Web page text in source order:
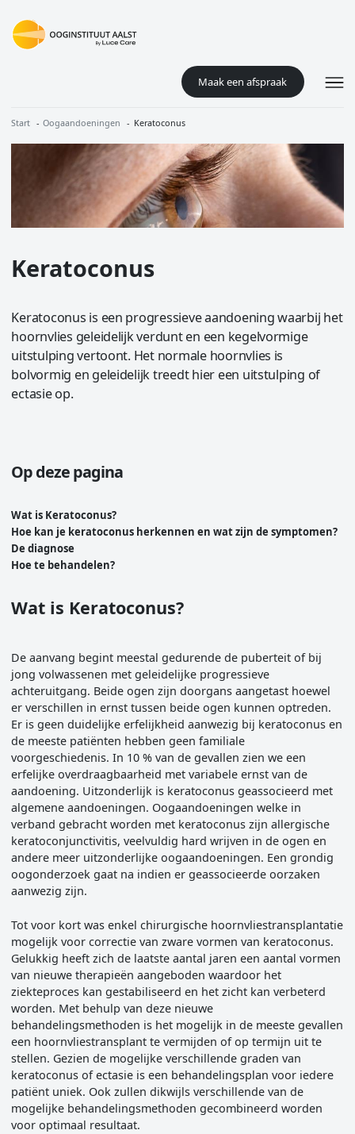
Maak een afspraak
Kruimelpad
Start Oogaandoeningen Keratoconus
Keratoconus
Keratoconus is een progressieve aandoening waarbij het
hoornvlies geleidelijk verdunt en een kegelvormige
uitstulping vertoont. Het normale hoornvlies is
bolvormig en geleidelijk treedt hier een uitstulping of
ectasie op.
Op deze pagina
Wat is Keratoconus?
Hoe kan je keratoconus herkennen en wat zijn de symptomen?
De diagnose
Hoe te behandelen?
Wat is Keratoconus?
De aanvang begint meestal gedurende de puberteit of bij
jong volwassenen met geleidelijke progressieve
achteruitgang. Beide ogen zijn doorgans aangetast hoewel
er verschillen in ernst tussen beide ogen kunnen optreden.
Er is geen duidelijke erfelijkheid aanwezig bij keratoconus en
de meeste patiënten hebben geen familiale
voorgeschiedenis. In 10 % van de gevallen zien we een
erfelijke overdraagbaarheid met variabele ernst van de
aandoening. Uitzonderlijk is keratoconus geassocieerd met
algemene aandoeningen. Oogaandoeningen welke in
verband gebracht worden met keratoconus zijn allergische
keratoconjunctivitis, veelvuldig hard wrijven in de ogen en
andere meer uitzonderlijke oogaandoeningen. Een grondig
oogonderzoek gaat na indien er geassocieerde oorzaken
aanwezig zijn.
Tot voor kort was enkel chirurgische hoornvliestransplantatie
mogelijk voor correctie van zware vormen van keratoconus.
Gelukkig heeft zich de laatste aantal jaren een aantal vormen
van nieuwe therapieën aangeboden waardoor het
ziekteproces kan gestabiliseerd en het zicht kan verbeterd
worden. Met behulp van deze nieuwe
behandelingsmethoden is het mogelijk in de meeste gevallen
een hoornvliestransplant te vermijden of op termijn uit te
stellen. Gezien de mogelijke verschillende graden van
keratoconus of ectasie is een behandelingsplan voor iedere
patiënt uniek. Ook zullen dikwijls verschillende van de
mogelijke behandelingsmethoden gecombineerd worden
voor optimaal resultaat.